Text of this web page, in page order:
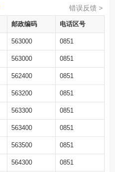
错误反馈 >
邮政编码 电话区号
563000 0851
563000 0851
562400 0851
563200 0851
563300 0851
563400 0851
563500 0851
564300 0851